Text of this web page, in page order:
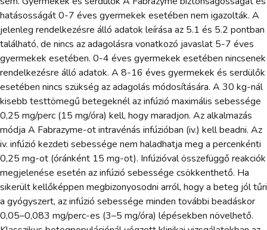
hatásosságát 0-7 éves gyermekek esetében nem igazolták. A
jelenleg rendelkezésre álló adatok leírása az 5.1 és 5.2 pontban
található, de nincs az adagolásra vonatkozó javaslat 5-7 éves
gyermekek esetében. 0-4 éves gyermekek esetében nincsenek
rendelkezésre álló adatok. A 8-16 éves gyermekek és serdülők
esetében nincs szükség az adagolás módosítására. A 30 kg-nál
kisebb testtömegű betegeknél az infúzió maximális sebessége
0,25 mg/perc (15 mg/óra) kell, hogy maradjon. Az alkalmazás
módja A Fabrazyme-ot intravénás infúzióban (iv.) kell beadni. Az
iv. infúzió kezdeti sebessége nem haladhatja meg a percenkénti
0,25 mg-ot (óránként 15 mg-ot). Infúzióval összefüggő reakciók
megjelenése esetén az infúzió sebessége csökkenthető. Ha
sikerült kellőképpen megbizonyosodni arról, hogy a beteg jól tűri
a gyógyszert, az infúzió sebessége minden további beadáskor
0,05–0,083 mg/perc-es (3–5 mg/óra) lépésekben növelhető.